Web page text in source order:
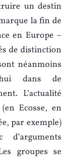
un destin
la fin de
en Europe –
de distinction
néanmoins
dans de
L’actualité
Ecosse, en
par exemple)
groupes se